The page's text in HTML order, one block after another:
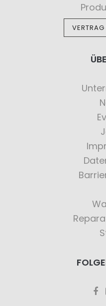
VERTRAG